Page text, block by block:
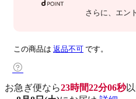
さらに、エン
この商品は 返品不可 です。
お急ぎ便なら23時間22分05秒